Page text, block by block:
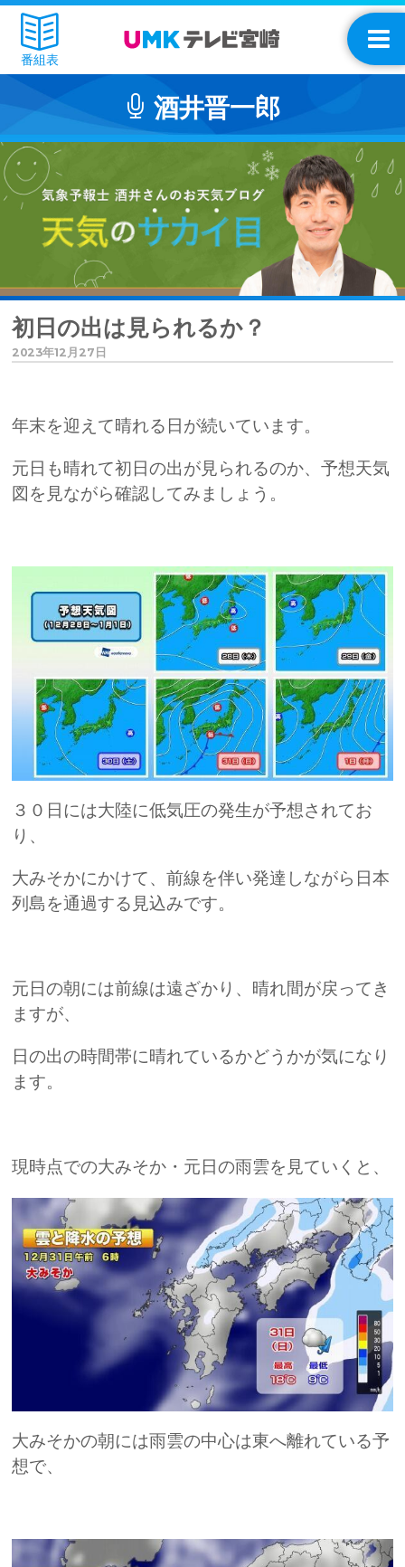
番組表
酒井晋一郎
初日の出は見られるか？
2023年12月27日
年末を迎えて晴れる日が続いています。
元日も晴れて初日の出が見られるのか、予想天気
図を見ながら確認してみましょう。
３０日には大陸に低気圧の発生が予想されてお
り、
大みそかにかけて、前線を伴い発達しながら日本
列島を通過する見込みです。
元日の朝には前線は遠ざかり、晴れ間が戻ってき
ますが、
日の出の時間帯に晴れているかどうかが気になり
ます。
現時点での大みそか・元日の雨雲を見ていくと、
大みそかの朝には雨雲の中心は東へ離れている予
想で、